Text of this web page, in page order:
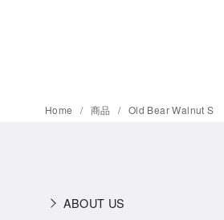
Home 商品 Old Bear Walnut S
ABOUT US